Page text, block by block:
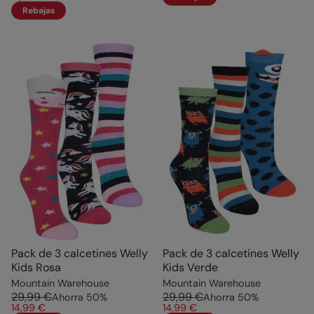
Rebajas
Pack de 3 calcetines Welly
Kids Rosa
Mountain Warehouse
29,99 €Ahorra 50%
14,99 €
Pack de 3 calcetines Welly
Kids Verde
Mountain Warehouse
29,99 €Ahorra 50%
14,99 €